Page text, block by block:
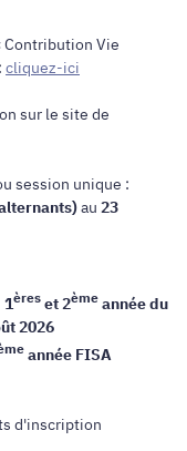
Contribution Vie
cliquez-ici
sur le site de
session unique :
au 23
1ères et 2ème année du
2026
année FISA
d'inscription